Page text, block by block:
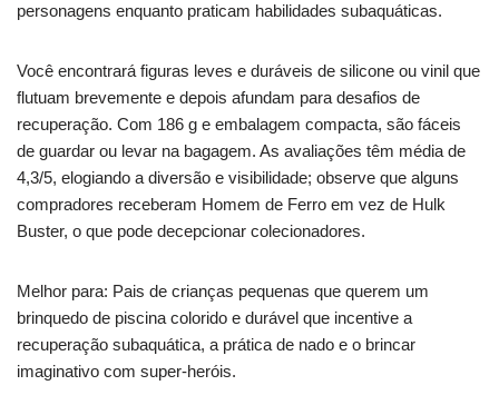
personagens enquanto praticam habilidades subaquáticas.
Você encontrará figuras leves e duráveis de silicone ou vinil que
flutuam brevemente e depois afundam para desafios de
recuperação. Com 186 g e embalagem compacta, são fáceis
de guardar ou levar na bagagem. As avaliações têm média de
4,3/5, elogiando a diversão e visibilidade; observe que alguns
compradores receberam Homem de Ferro em vez de Hulk
Buster, o que pode decepcionar colecionadores.
Melhor para: Pais de crianças pequenas que querem um
brinquedo de piscina colorido e durável que incentive a
recuperação subaquática, a prática de nado e o brincar
imaginativo com super-heróis.